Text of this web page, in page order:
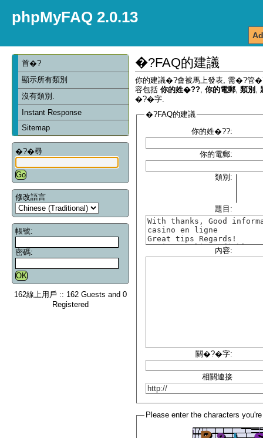
phpMyFAQ 2.0.13
首�?
顯示所有類別
沒有類別.
Instant Response
Sitemap
�?�尋
修改語言
帳號:
密碼:
162線上用戶 :: 162 Guests and 0
Registered
�?FAQ的建議
你的建議�?會被馬上發表, 需�?管
容包括 你的姓�?? 你的電郵 類別
�?�字.
�?FAQ的建議
你的姓�??:
你的電郵:
類別:
題目:
內容:
關�?�字:
相關連接
Please enter the characters